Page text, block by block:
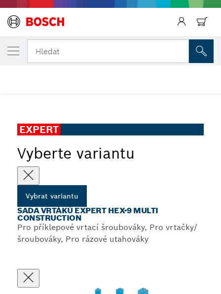
Hledat
EXPERT
Vyberte variantu
Vybrat variantu
SADA VRTÁKŮ EXPERT HEX-9 MULTI
CONSTRUCTION
Pro příklepové vrtací šroubováky, Pro vrtačky/
šroubováky, Pro rázové utahováky
ZVOLENÁ VARIANTA
Sada vrtáků EXPERT HEX-9 Multi